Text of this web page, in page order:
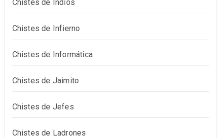
Chistes de Indios
Chistes de Infierno
Chistes de Informática
Chistes de Jaimito
Chistes de Jefes
Chistes de Ladrones